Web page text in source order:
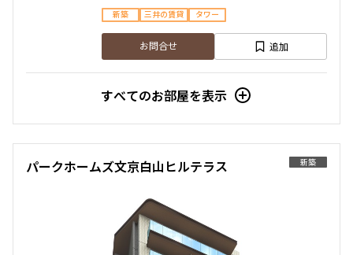
新築 三井の賃貸 タワー
お問合せ 追加
すべてのお部屋を表示
新築
パークホームズ文京白山ヒルテラス